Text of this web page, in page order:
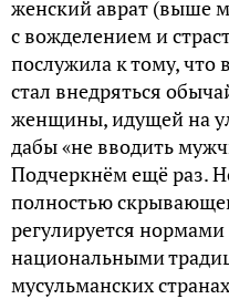
женский аврат (выше
с вожделением и
послужила к тому, что
стал внедряться
женщины, идущей на
дабы «не вводить
Подчеркнём ещё раз.
полностью
регулируется нормами
национальными
мусульманских